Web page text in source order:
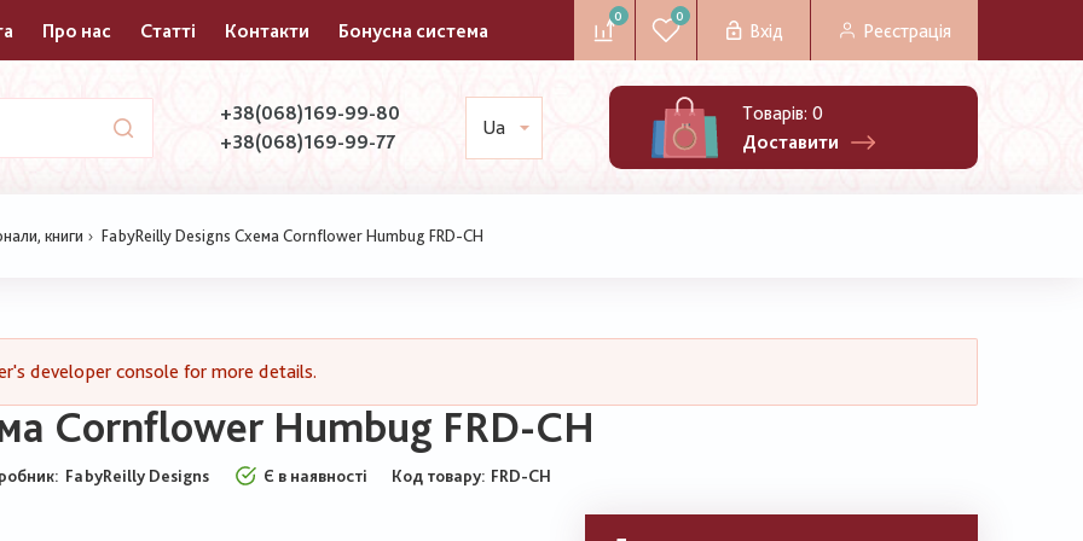
Про нас Статті Контакти Бонусна система
0 0
Вхід Реєстрація
+38(068)169-99-80
+38(068)169-99-77
Ua
Товарів: 0
Доставити
книги FabyReilly Designs Схема Cornflower Humbug FRD-CH
developer console for more details.
Cornflower Humbug FRD-CH
FabyReilly Designs Є в наявності Код товару FRD-CH